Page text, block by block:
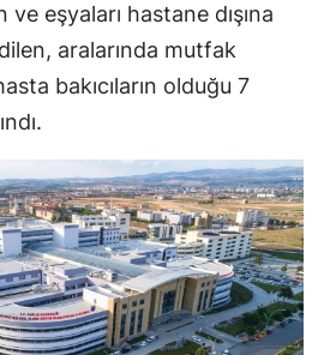
Hatay
Isparta
İstanbul
İzmir
Kars
Kastamonu
eşyaları hastane dışına
aralarında mutfak
bakıcıların olduğu 7